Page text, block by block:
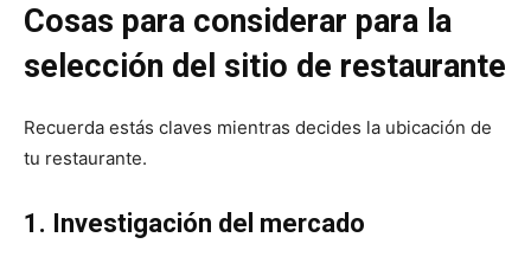
Cosas para considerar para la
selección del sitio de restaurante
Recuerda estás claves mientras decides la ubicación de
tu restaurante.
1. Investigación del mercado